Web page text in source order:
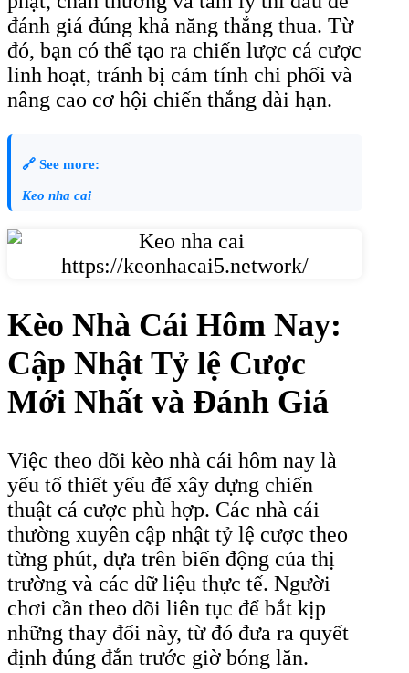
đánh giá đúng khả năng thắng thua. Từ
đó, bạn có thể tạo ra chiến lược cá cược
linh hoạt, tránh bị cảm tính chi phối và
nâng cao cơ hội chiến thắng dài hạn.
🔗 See more:
Keo nha cai
Kèo Nhà Cái Hôm Nay:
Cập Nhật Tỷ lệ Cược
Mới Nhất và Đánh Giá
Việc theo dõi kèo nhà cái hôm nay là
yếu tố thiết yếu để xây dựng chiến
thuật cá cược phù hợp. Các nhà cái
thường xuyên cập nhật tỷ lệ cược theo
từng phút, dựa trên biến động của thị
trường và các dữ liệu thực tế. Người
chơi cần theo dõi liên tục để bắt kịp
những thay đổi này, từ đó đưa ra quyết
định đúng đắn trước giờ bóng lăn.